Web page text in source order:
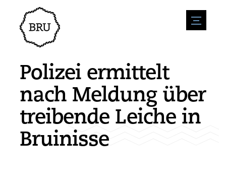
menu
Veranstaltungskalender
Veranstaltung anmelden
Übernachtung
Geschäfte
Natur & wasser
Sport
Sehenswürdigkeiten
Geschichte
Zugänglichkeit
Parken
Wohnumfeld
Um zu unternehmen
Stellenangebote
Stellenangebote veröffentlichen
Unternehmen
Nachrichtenübersicht
Neuigkeiten einreichen
Polizei ermittelt
nach Meldung über
treibende Leiche in
Bruinisse